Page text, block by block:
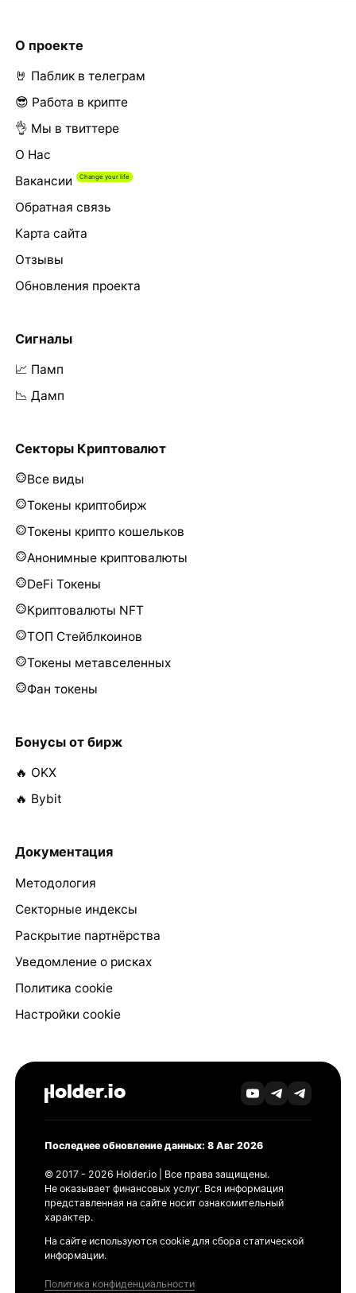
О проекте
🤘 Паблик в телеграм
😎 Работа в крипте
👌 Мы в твиттере
О Нас
Вакансии
Обратная связь
Карта сайта
Отзывы
Обновления проекта
Сигналы
📈 Памп
📉 Дамп
Секторы Криптовалют
Все виды
Токены криптобирж
Токены крипто кошельков
Анонимные криптовалюты
DeFi Токены
Криптовалюты NFT
ТОП Стейблкоинов
Токены метавселенных
Фан токены
Бонусы от бирж
🔥 OKX
🔥 Bybit
Документация
Методология
Секторные индексы
Раскрытие партнёрства
Уведомление о рисках
Политика cookie
Настройки cookie
Последнее обновление данных: 8 Авг 2026
© 2017 - 2026 Holder.io | Все права защищены.
Не оказывает финансовых услуг. Вся информация
представленная на сайте носит ознакомительный
характер.
На сайте используются cookie для сбора статической
информации.
Политика конфиденциальности